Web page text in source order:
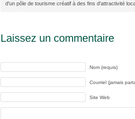
d'un pôle de tourisme créatif à des fins d'attractivité
Laissez un commentaire
Nom (requis)
Courriel (jamais
Site Web